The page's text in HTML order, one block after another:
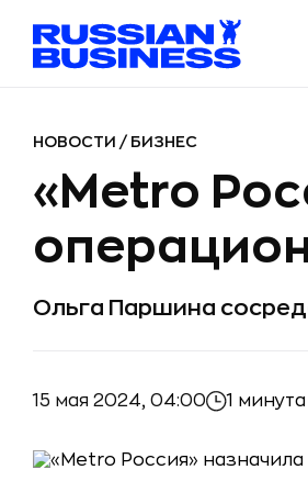
НОВОСТИ / БИЗНЕС
«Metro
Ольга Паршина
15 мая 2024, 04:00 1 минута